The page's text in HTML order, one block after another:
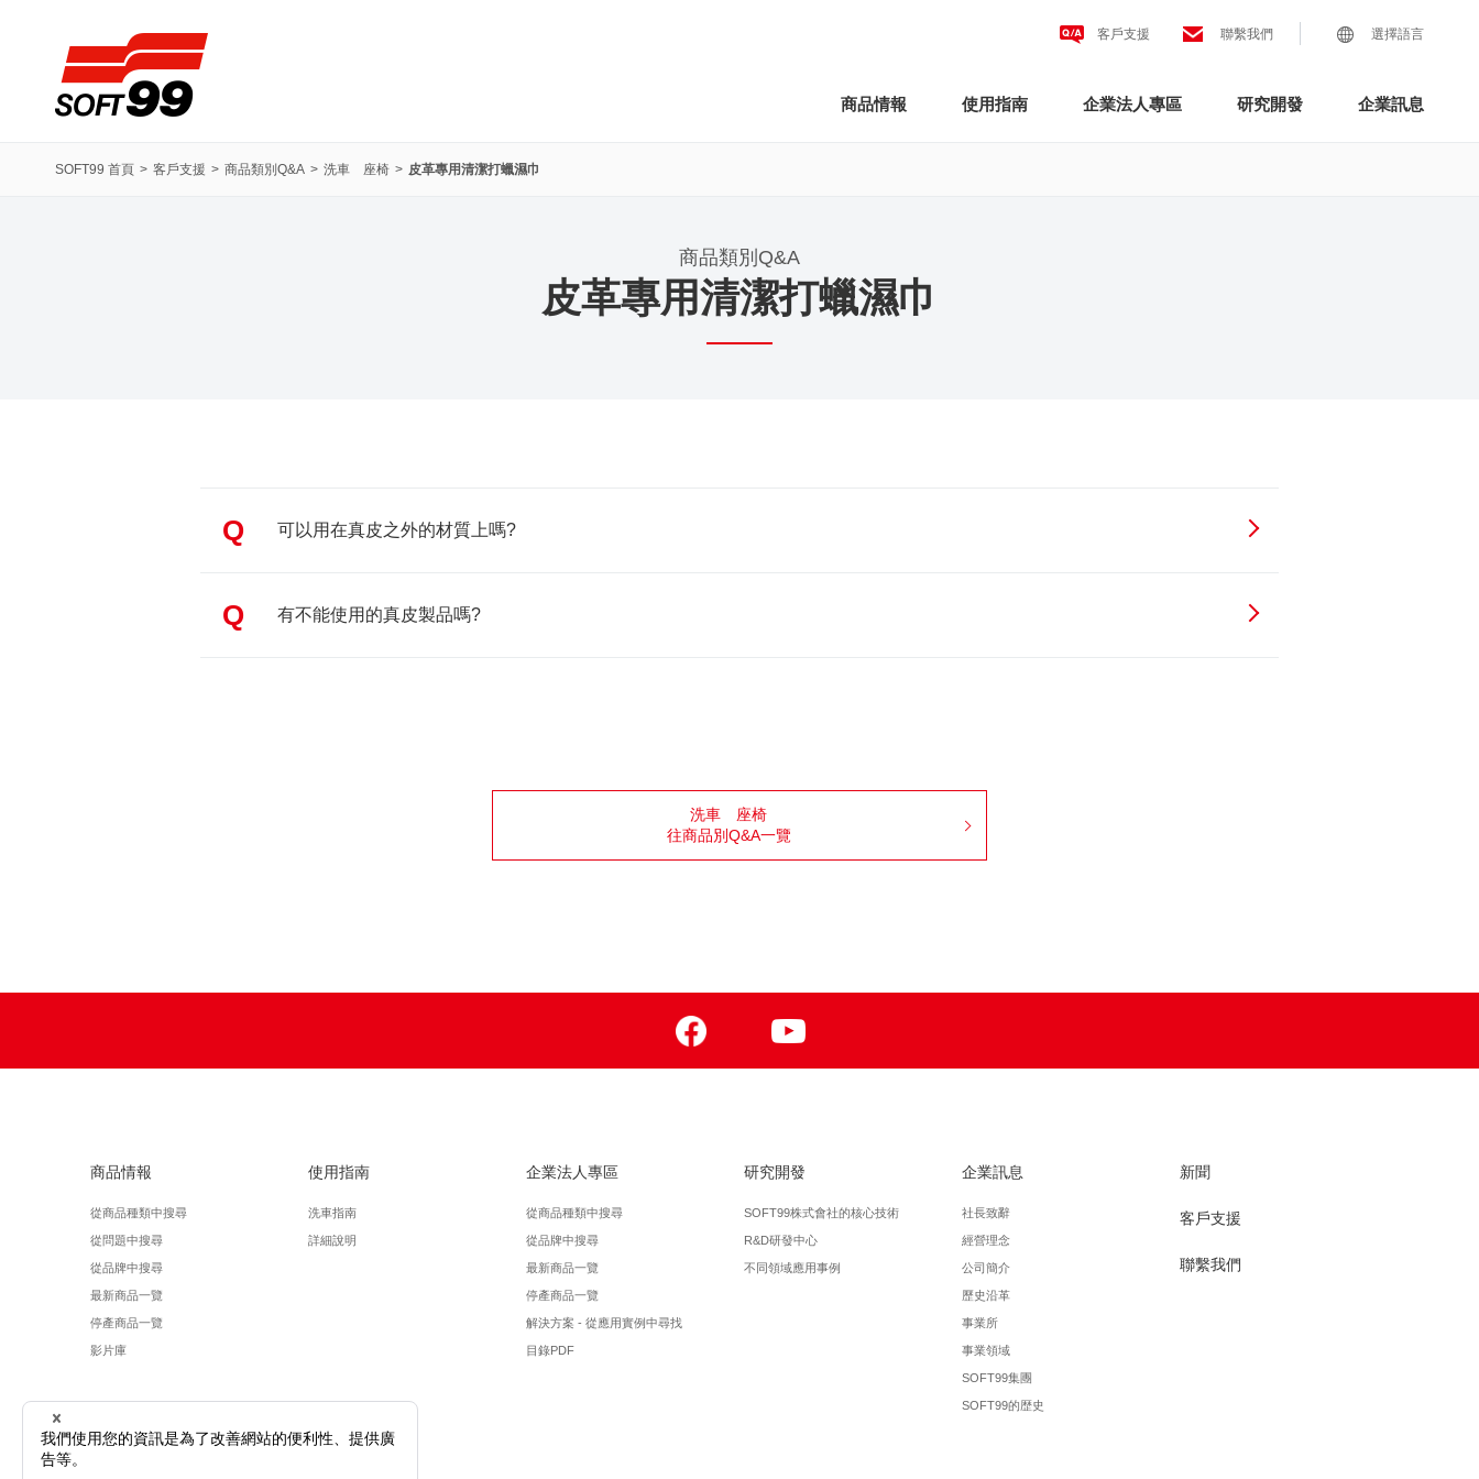
客戶支援 聯繫我們 選擇語言
商品情報 使用指南 企業法人專區 研究開發 企業訊息
SOFT99 首頁 客戶支援 商品類別Q&A 洗車 座椅 皮革專用清潔打蠟濕巾
商品類別Q&A
皮革專用清潔打蠟濕巾
Q 可以用在真皮之外的材質上嗎?
Q 有不能使用的真皮製品嗎?
洗車 座椅
往商品別Q&A一覽
商品情報
從商品種類中搜尋
從問題中搜尋
從品牌中搜尋
最新商品一覽
停產商品一覽
影片庫
使用指南
洗車指南
詳細說明
企業法人專區
從商品種類中搜尋
從品牌中搜尋
最新商品一覽
停產商品一覽
解決方案 - 從應用實例中尋找
目錄PDF
研究開發
SOFT99株式會社的核心技術
R&D研發中心
不同領域應用事例
企業訊息
社長致辭
經營理念
公司簡介
歷史沿革
事業所
事業領域
SOFT99集團
SOFT99的歴史
新聞
客戶支援
聯繫我們